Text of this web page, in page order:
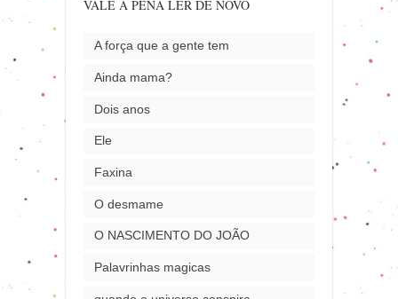
VALE A PENA LER DE NOVO
A força que a gente tem
Ainda mama?
Dois anos
Ele
Faxina
O desmame
O NASCIMENTO DO JOÃO
Palavrinhas magicas